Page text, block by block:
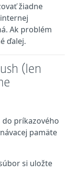
žiadne
Ak problém
ďalej.
(len
do príkazového
pamäte
si uložte